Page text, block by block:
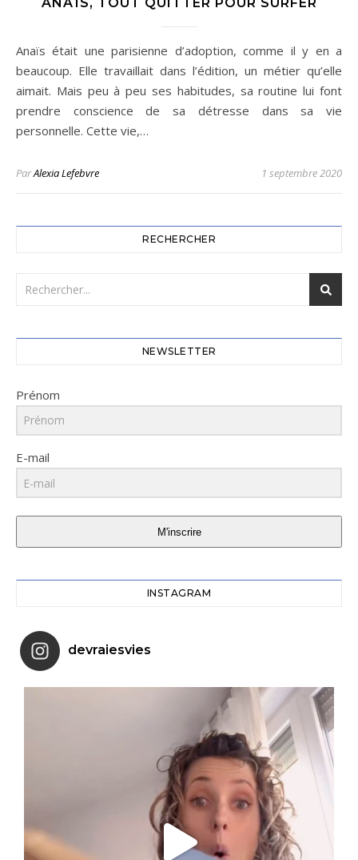
Anaïs était une parisienne d’adoption, comme il y en a
beaucoup. Elle travaillait dans l’édition, un métier qu’elle
aimait. Mais peu à peu ses habitudes, sa routine lui font
prendre conscience de sa détresse dans sa vie
personnelle. Cette vie,…
ParAlexia Lefebvre 1 septembre 2020
RECHERCHER
NEWSLETTER
Prénom
E-mail
M'inscrire
INSTAGRAM
devraiesvies